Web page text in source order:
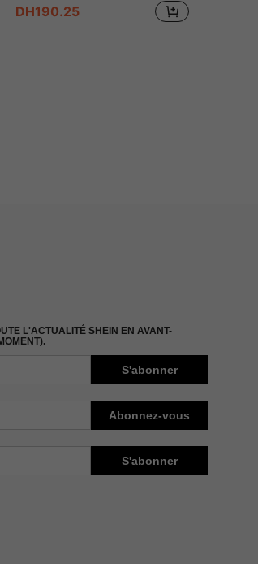
DH190.25
L'ACTUALITÉ SHEIN EN AVANT-
S'abonner
Abonnez-vous
S'abonner